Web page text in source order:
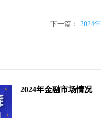
下一篇： 2024
2024年金融市场情况